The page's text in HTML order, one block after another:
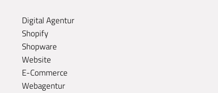
Digital Agentur
Shopify
Shopware
Website
E-Commerce
Webagentur